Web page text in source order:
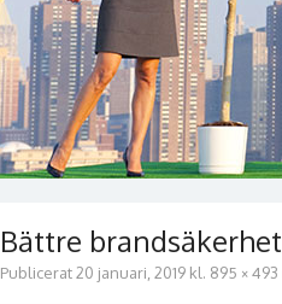
Bättre brandsäkerhet
Publicerat20 januari, 2019 kl. 895 × 493